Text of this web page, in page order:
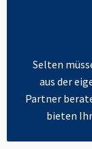
Selten
aus der
Partner
bieten